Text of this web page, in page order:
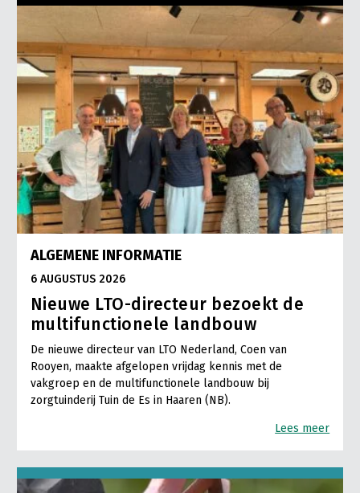
ALGEMENE INFORMATIE
6 AUGUSTUS 2026
Nieuwe LTO-directeur bezoekt de
multifunctionele landbouw
De nieuwe directeur van LTO Nederland, Coen van
Rooyen, maakte afgelopen vrijdag kennis met de
vakgroep en de multifunctionele landbouw bij
zorgtuinderij Tuin de Es in Haaren (NB).
Lees meer